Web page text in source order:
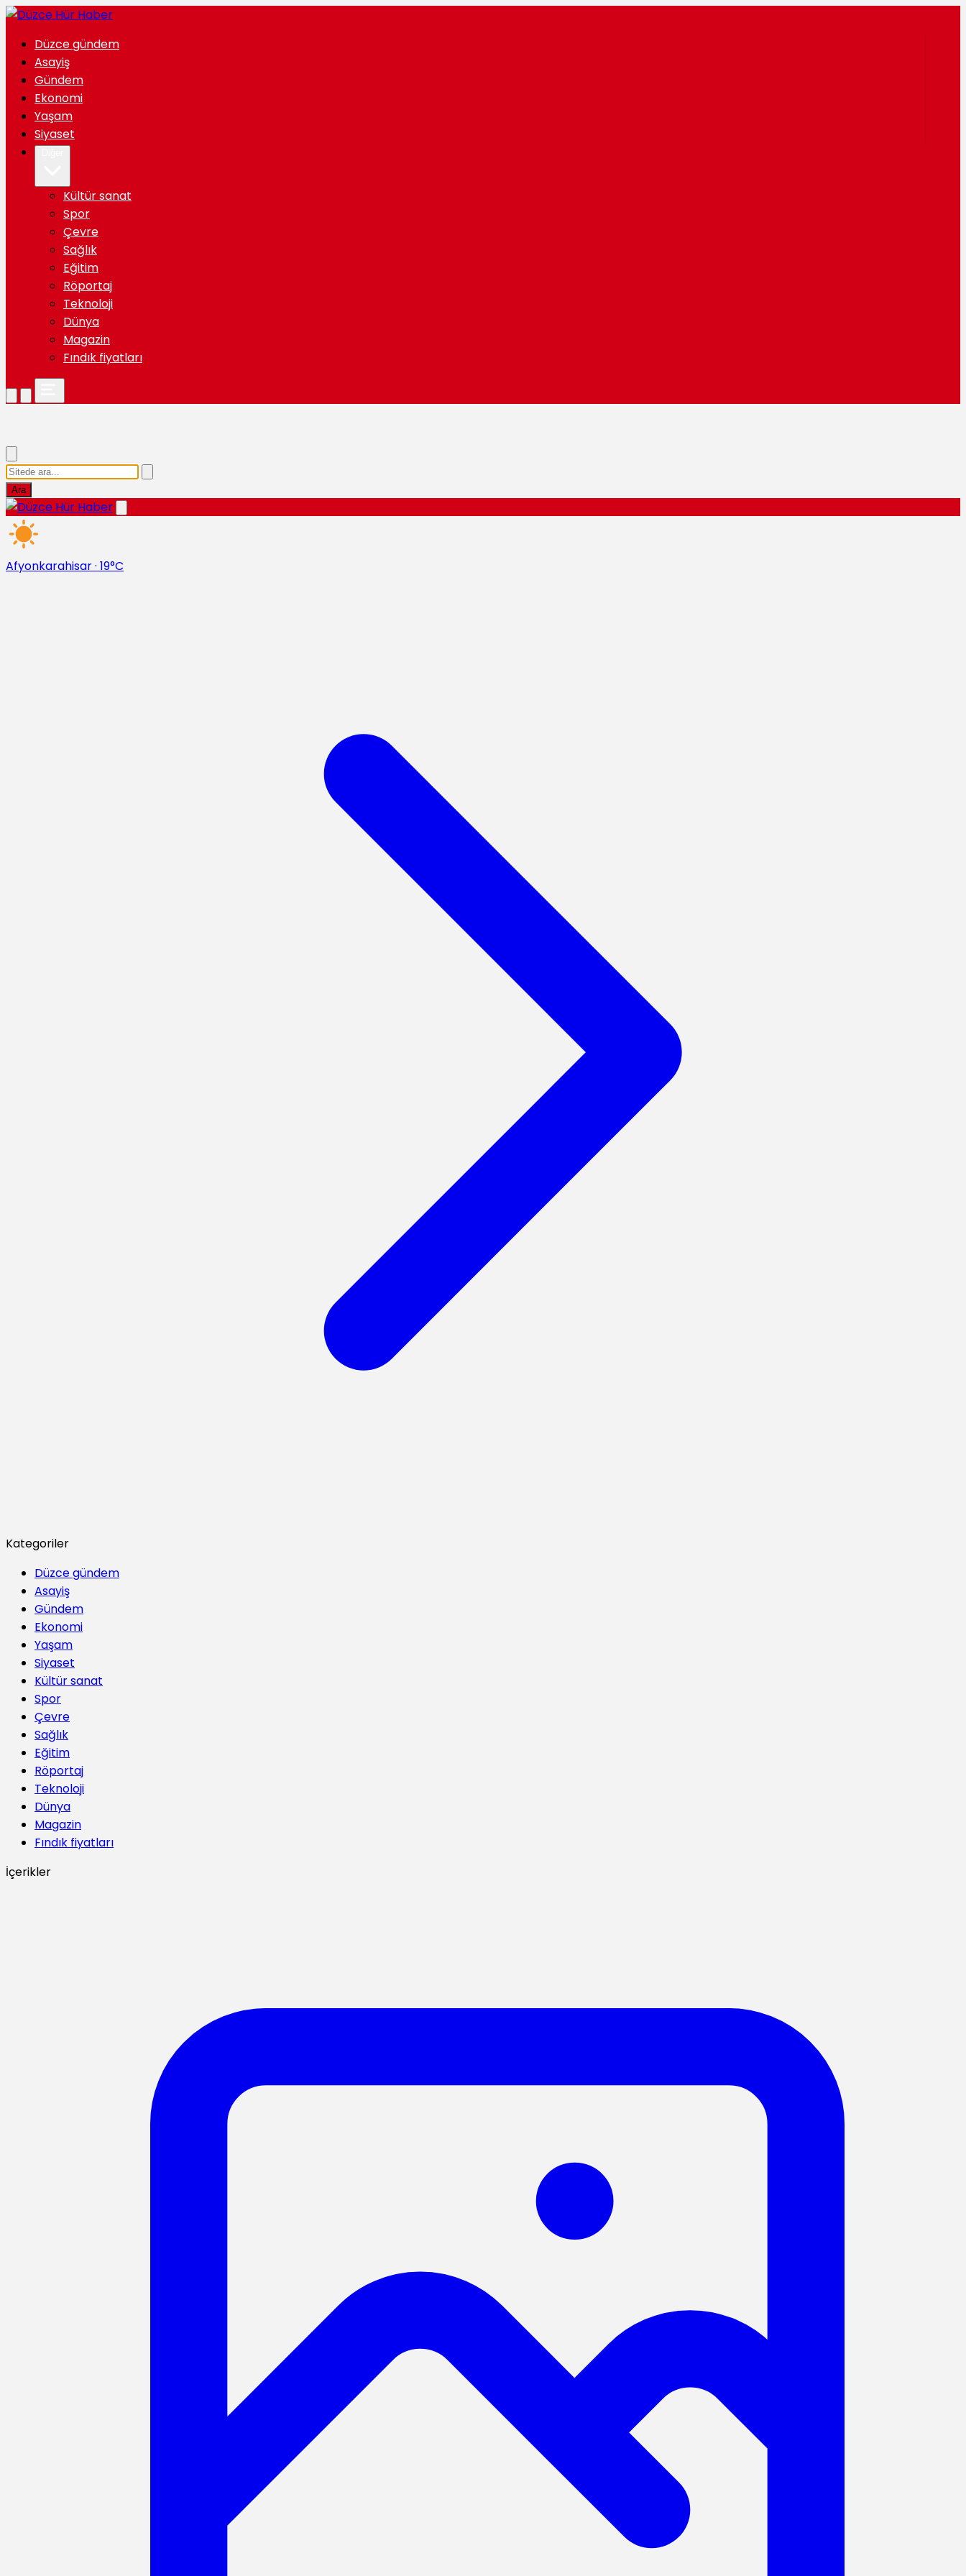
Düzce gündem
Asayiş
Gündem
Ekonomi
Yaşam
Siyaset
Kültür sanat
Spor
Çevre
Sağlık
Eğitim
Röportaj
Teknoloji
Dünya
Magazin
Fındık fiyatları
Ara
Afyonkarahisar· 19°C
Kategoriler
Düzce gündem
Asayiş
Gündem
Ekonomi
Yaşam
Siyaset
Kültür sanat
Spor
Çevre
Sağlık
Eğitim
Röportaj
Teknoloji
Dünya
Magazin
Fındık fiyatları
İçerikler